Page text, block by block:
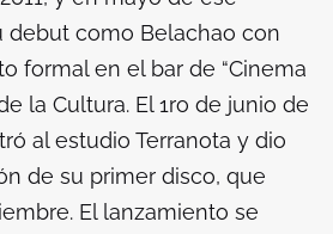
debut como Belachao con
formal en el bar de “Cinema
la Cultura. El 1ro de junio de
al estudio Terranota y dio
de su primer disco, que
El lanzamiento se